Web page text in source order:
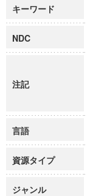
キーワード
NDC
注記
言語
資源タイプ
ジャンル